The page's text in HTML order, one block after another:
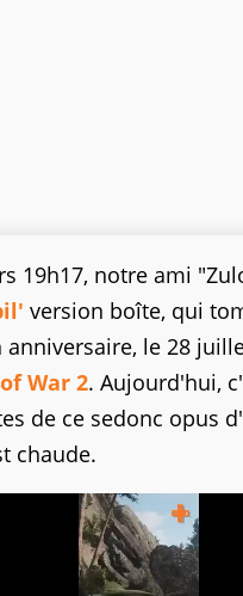
19h17, notre ami
version boîte, qui
le 28
War 2. Aujourd'hui,
de ce sedonc opus d'
chaude.